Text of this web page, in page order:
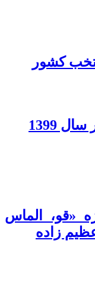
کشور
1399
«قو، الماس
زاده